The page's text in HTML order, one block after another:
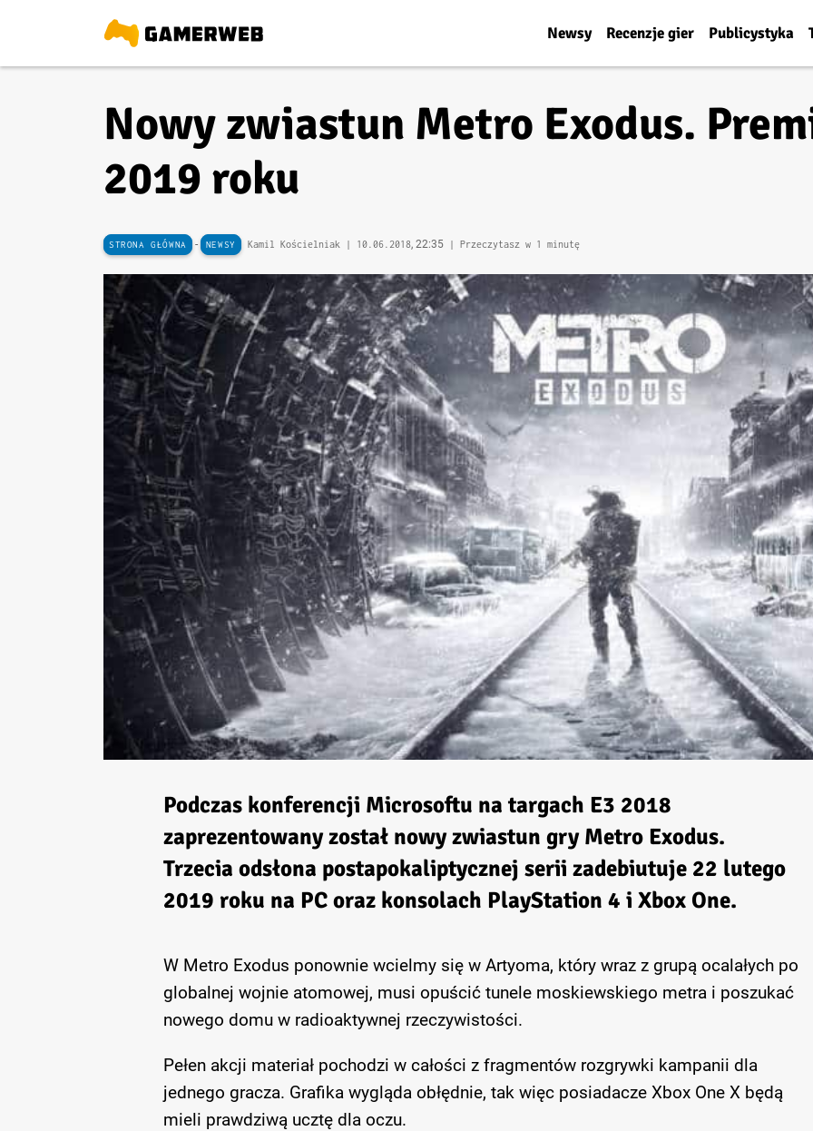
Newsy Recenzje gier Publicystyka
Nowy zwiastun Metro Exodus.
2019 roku
STRONA GŁÓWNA - NEWSY Kamil Kościelniak | 10.06.2018, 22:35 | Przeczytasz w 1 minutę
Podczas konferencji Microsoftu na targach E3 2018
zaprezentowany został nowy zwiastun gry Metro Exodus.
Trzecia odsłona postapokaliptycznej serii zadebiutuje 22 lutego
2019 roku na PC oraz konsolach PlayStation 4 i Xbox One.
W Metro Exodus ponownie wcielmy się w Artyoma, który wraz z grupą ocalałych po
globalnej wojnie atomowej, musi opuścić tunele moskiewskiego metra i poszukać
nowego domu w radioaktywnej rzeczywistości.
Pełen akcji materiał pochodzi w całości z fragmentów rozgrywki kampanii dla
jednego gracza. Grafika wygląda obłędnie, tak więc posiadacze Xbox One X będą
mieli prawdziwą ucztę dla oczu.